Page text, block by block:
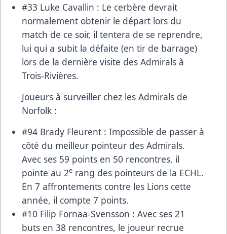
#33 Luke Cavallin : Le cerbère devrait
normalement obtenir le départ lors du
match de ce soir, il tentera de se reprendre,
lui qui a subit la défaite (en tir de barrage)
lors de la dernière visite des Admirals à
Trois-Rivières.
Joueurs à surveiller chez les Admirals de
Norfolk :
#94 Brady Fleurent : Impossible de passer à
côté du meilleur pointeur des Admirals.
Avec ses 59 points en 50 rencontres, il
pointe au 2e rang des pointeurs de la ECHL.
En 7 affrontements contre les Lions cette
année, il compte 7 points.
#10 Filip Fornaa-Svensson : Avec ses 21
buts en 38 rencontres, le joueur recrue